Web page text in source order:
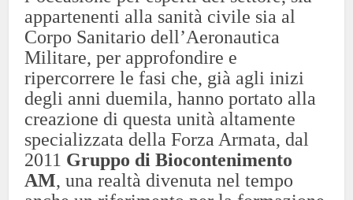
appartenenti alla sanità civile sia al
Corpo Sanitario dell’Aeronautica
Militare, per approfondire e
ripercorrere le fasi che, già agli inizi
degli anni duemila, hanno portato alla
creazione di questa unità altamente
specializzata della Forza Armata, dal
2011 Gruppo di Biocontenimento
AM, una realtà divenuta nel tempo